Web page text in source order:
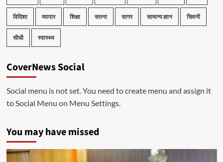
विदिशा व्यापार शिक्षा सतना सागर सामान्य ज्ञान सिवनी
सीधी स्वास्थ्य
CoverNews Social
Social menu is not set. You need to create menu and assign it
to Social Menu on Menu Settings.
You may have missed